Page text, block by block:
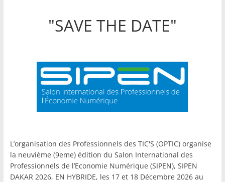
"SAVE THE DATE"
L’organisation des Professionnels des TIC'S (OPTIC) organise
la neuvième (9eme) édition du Salon International des
Professionnels de l’Economie Numérique (SIPEN), SIPEN
DAKAR 2026, EN HYBRIDE, les 17 et 18 Décembre 2026 au